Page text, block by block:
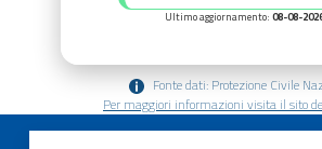
Ultimo aggiornamento: 08-08-
Fonte dati: Protezione Civile
Per maggiori informazioni visita il sito